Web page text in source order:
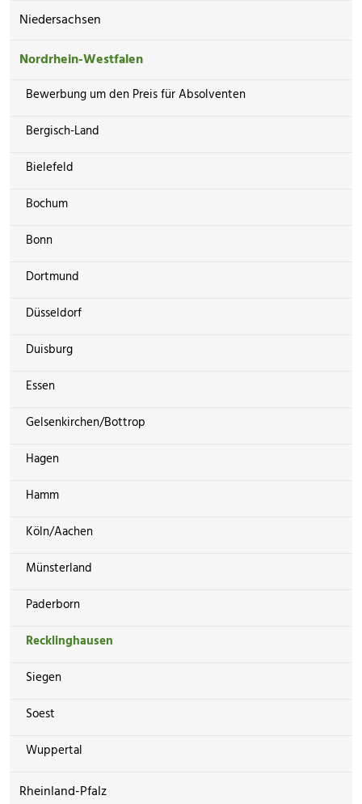
Niedersachsen
Nordrhein-Westfalen
Bewerbung um den Preis für Absolventen
Bergisch-Land
Bielefeld
Bochum
Bonn
Dortmund
Düsseldorf
Duisburg
Essen
Gelsenkirchen/Bottrop
Hagen
Hamm
Köln/Aachen
Münsterland
Paderborn
Recklinghausen
Siegen
Soest
Wuppertal
Rheinland-Pfalz